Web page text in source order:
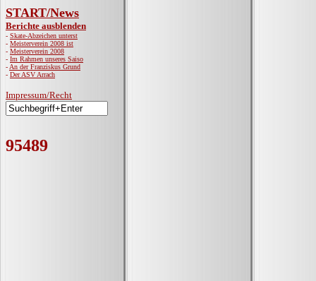
START/News
Berichte ausblenden
- Skate-Abzeichen unterst
- Meisterverein 2008 ist
- Meisterverein 2008
- Im Rahmen unseres Saiso
- An der Franziskus Grund
- Der ASV Arrach
Impressum/Recht
95489